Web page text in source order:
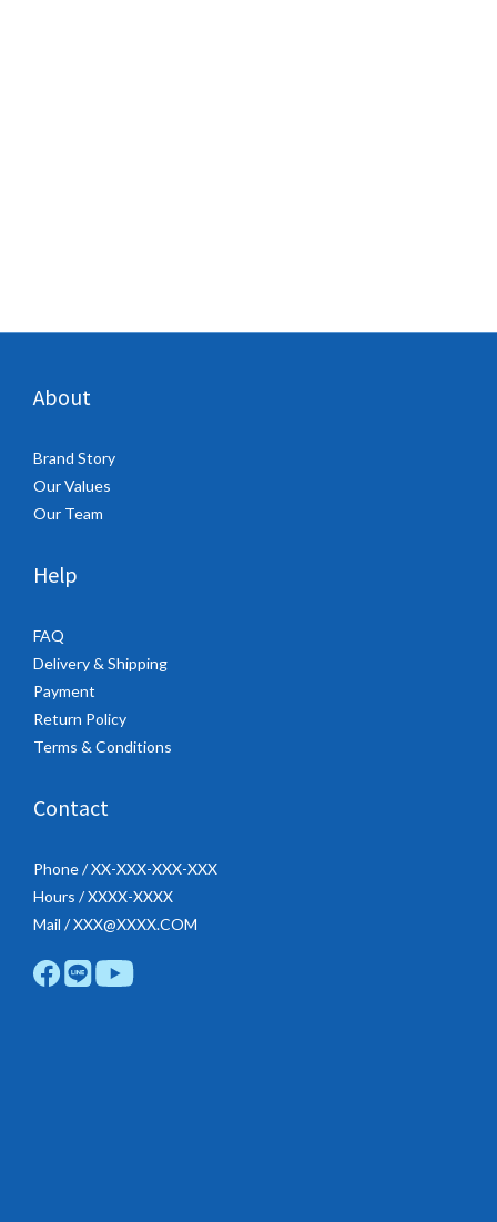
About
Brand Story
Our Values
Our Team
Help
FAQ
Delivery & Shipping
Payment
Return Policy
Terms & Conditions
Contact
Phone / XX-XXX-XXX-XXX
Hours / XXXX-XXXX
Mail / XXX@XXXX.COM